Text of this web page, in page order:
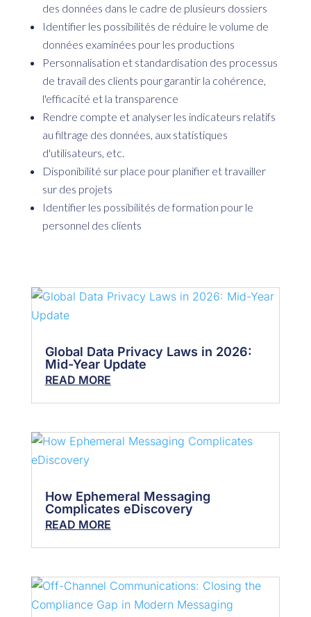
des données dans le cadre de plusieurs dossiers
Identifier les possibilités de réduire le volume de
données examinées pour les productions
Personnalisation et standardisation des processus
de travail des clients pour garantir la cohérence,
l'efficacité et la transparence
Rendre compte et analyser les indicateurs relatifs
au filtrage des données, aux statistiques
d'utilisateurs, etc.
Disponibilité sur place pour planifier et travailler
sur des projets
Identifier les possibilités de formation pour le
personnel des clients
Global Data Privacy Laws in 2026:
Mid-Year Update
READ MORE
How Ephemeral Messaging
Complicates eDiscovery
READ MORE